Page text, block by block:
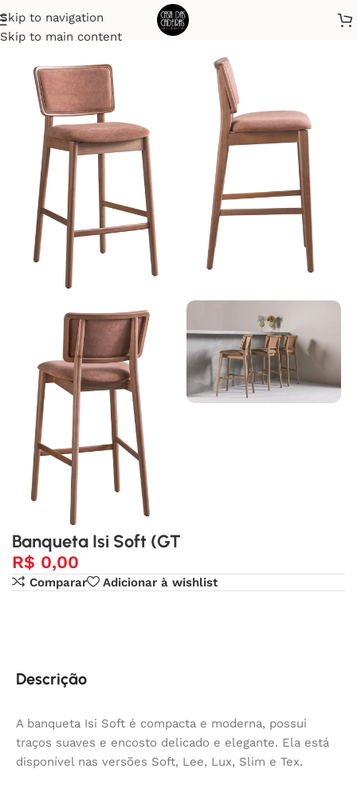
Skip to navigation
Skip to main content
Início Banquetas
Banqueta Isi Soft (GT
R$ 0,00
Comparar Adicionar à wishlist
Descrição
A banqueta Isi Soft é compacta e moderna, possui
traços suaves e encosto delicado e elegante. Ela está
disponível nas versões Soft, Lee, Lux, Slim e Tex.